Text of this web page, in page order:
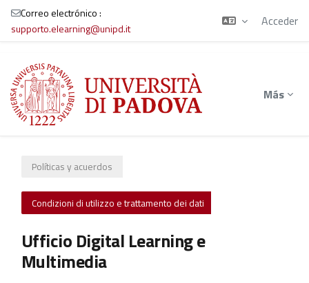
Salta al contenido principal
Correo electrónico :
supporto.elearning@unipd.it
Acceder
Más
Políticas y acuerdos
Condizioni di utilizzo e trattamento dei dati
Ufficio Digital Learning e
Multimedia